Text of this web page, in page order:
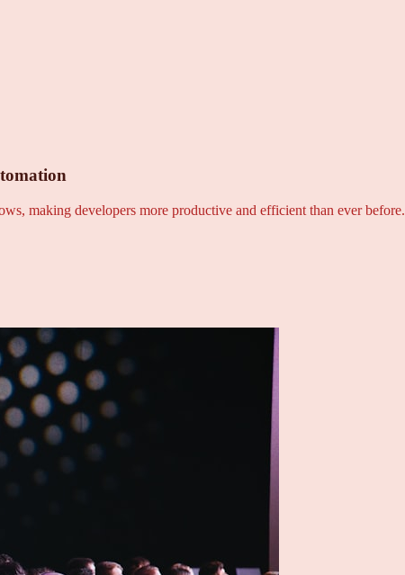
making developers more productive and efficient than ever before.